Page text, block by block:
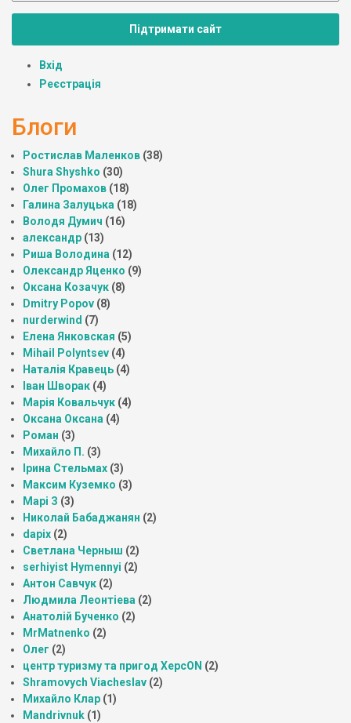
Підтримати сайт
Вхід
Реєстрація
Блоги
Ростислав Маленков (38)
Shura Shyshko (30)
Олег Промахов (18)
Галина Залуцька (18)
Володя Думич (16)
александр (13)
Риша Володина (12)
Олександр Яценко (9)
Оксана Козачук (8)
Dmitry Popov (8)
nurderwind (7)
Елена Янковская (5)
Mihail Polyntsev (4)
Наталія Кравець (4)
Іван Шворак (4)
Марія Ковальчук (4)
Оксана Оксана (4)
Роман (3)
Михайло П. (3)
Ірина Стельмах (3)
Максим Куземко (3)
Марі З (3)
Николай Бабаджанян (2)
dapix (2)
Светлана Черныш (2)
serhiyist Hymennyi (2)
Антон Савчук (2)
Людмила Леонтіева (2)
Анатолій Бученко (2)
MrMatnenko (2)
Олег (2)
центр туризму та пригод ХерсON (2)
Shramovych Viacheslav (2)
Михайло Клар (1)
Mandrivnuk (1)